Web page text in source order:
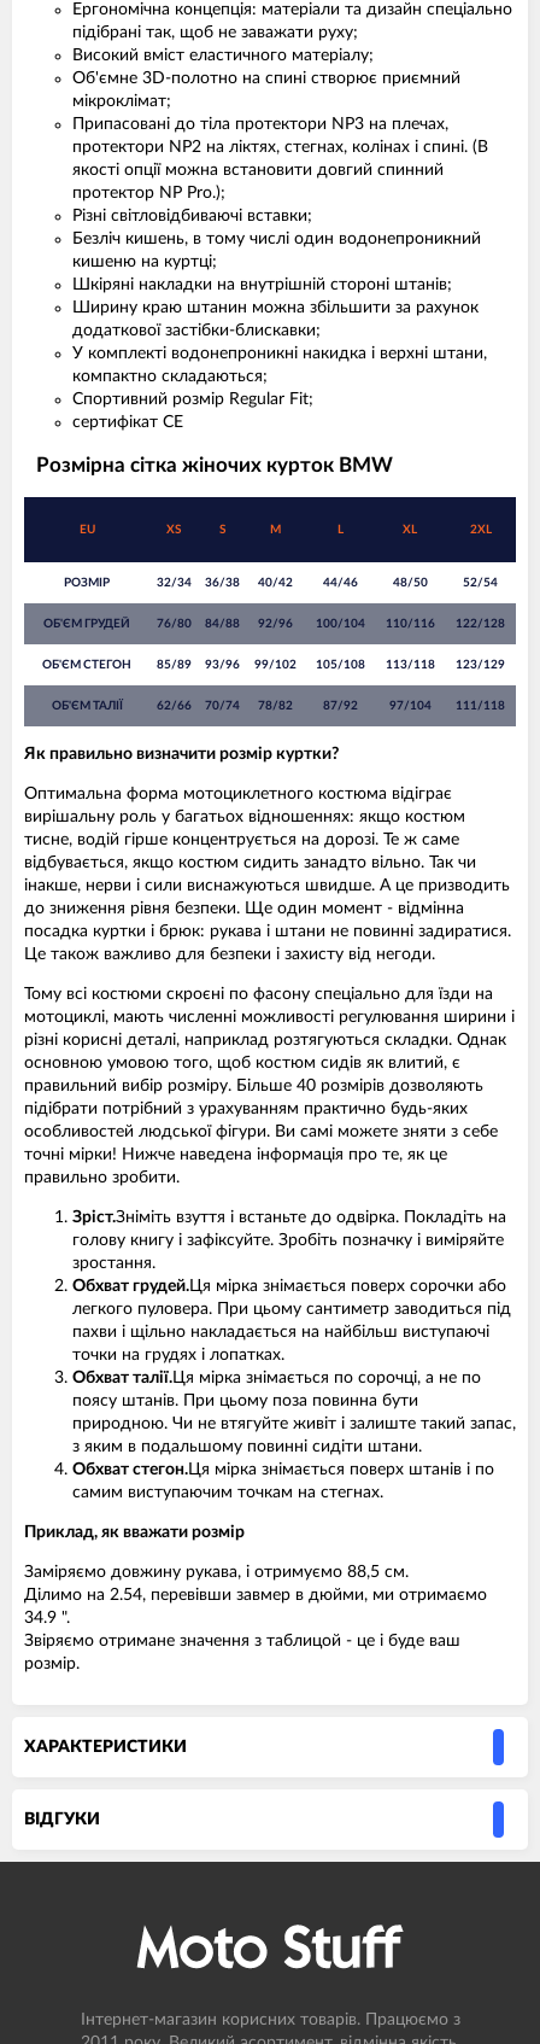
Ергономічна концепція: матеріали та дизайн спеціально
підібрані так, щоб не заважати руху;
Високий вміст еластичного матеріалу;
Об'ємне 3D-полотно на спині створює приємний
мікроклімат;
Припасовані до тіла протектори NP3 на плечах,
протектори NP2 на ліктях, стегнах, колінах і спині. (В
якості опції можна встановити довгий спинний
протектор NP Pro.);
Різні світловідбиваючі вставки;
Безліч кишень, в тому числі один водонепроникний
кишеню на куртці;
Шкіряні накладки на внутрішній стороні штанів;
Ширину краю штанин можна збільшити за рахунок
додаткової застібки-блискавки;
У комплекті водонепроникні накидка і верхні штани,
компактно складаються;
Спортивний розмір Regular Fit;
сертифікат CE
Розмірна сітка жіночих курток BMW
EU XS S M L XL 2XL
РОЗМІР 32/34 36/38 40/42 44/46 48/50 52/54
ОБ'ЄМ ГРУДЕЙ 76/80 84/88 92/96 100/104 110/116 122/128
ОБ'ЄМ СТЕГОН 85/89 93/96 99/102 105/108 113/118 123/129
ОБ'ЄМ ТАЛІЇ 62/66 70/74 78/82 87/92 97/104 111/118
Як правильно визначити розмір куртки?
Оптимальна форма мотоциклетного костюма відіграє
вирішальну роль у багатьох відношеннях: якщо костюм
тисне, водій гірше концентрується на дорозі. Те ж саме
відбувається, якщо костюм сидить занадто вільно. Так чи
інакше, нерви і сили виснажуються швидше. А це призводить
до зниження рівня безпеки. Ще один момент - відмінна
посадка куртки і брюк: рукава і штани не повинні задиратися.
Це також важливо для безпеки і захисту від негоди.
Тому всі костюми скроєні по фасону спеціально для їзди на
мотоциклі, мають численні можливості регулювання ширини і
різні корисні деталі, наприклад розтягуються складки. Однак
основною умовою того, щоб костюм сидів як влитий, є
правильний вибір розміру. Більше 40 розмірів дозволяють
підібрати потрібний з урахуванням практично будь-яких
особливостей людської фігури. Ви самі можете зняти з себе
точні мірки! Нижче наведена інформація про те, як це
правильно зробити.
Зріст.Зніміть взуття і встаньте до одвірка. Покладіть на
голову книгу і зафіксуйте. Зробіть позначку і виміряйте
зростання.
Обхват грудей.Ця мірка знімається поверх сорочки або
легкого пуловера. При цьому сантиметр заводиться під
пахви і щільно накладається на найбільш виступаючі
точки на грудях і лопатках.
Обхват талії.Ця мірка знімається по сорочці, а не по
поясу штанів. При цьому поза повинна бути
природною. Чи не втягуйте живіт і залиште такий запас,
з яким в подальшому повинні сидіти штани.
Обхват стегон.Ця мірка знімається поверх штанів і по
самим виступаючим точкам на стегнах.
Приклад, як вважати розмір
Заміряємо довжину рукава, і отримуємо 88,5 см.
Ділимо на 2.54, перевівши завмер в дюйми, ми отримаємо
34.9 ".
Звіряємо отримане значення з таблицой - це і буде ваш
розмір.
ХАРАКТЕРИСТИКИ
ВIДГУКИ
Інтернет-магазин корисних товарів. Працюємо з